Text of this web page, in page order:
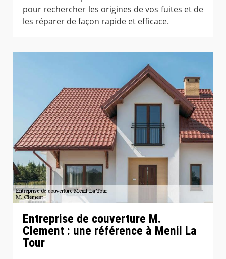
pour rechercher les origines de vos fuites et de
les réparer de façon rapide et efficace.
Entreprise de couverture M.
Clement : une référence à Menil La
Tour